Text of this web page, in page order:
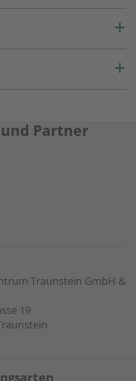
Partner
Traunstein GmbH &
19